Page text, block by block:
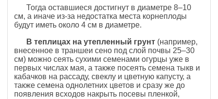
Тогда оставшиеся достигнут в диаметре 8–10
см, а иначе из-за недостатка места корнеплоды
будут иметь около 4 см в диаметре.
В теплицах на утепленный грунт(например,
внесенное в траншеи сено под слой почвы 25–30
см) можно сеять сухими семенами огурцы уже в
первых числах мая, а также посеять семена тыкв и
кабачков на рассаду, свеклу и цветную капусту, а
также семена однолетних цветов и сразу же до
появления всходов накрыть посевы пленкой,